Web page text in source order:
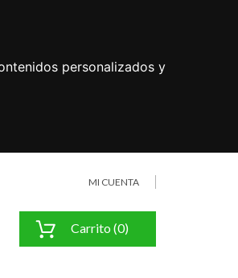
personalizados y
MI CUENTA
Carrito (0)